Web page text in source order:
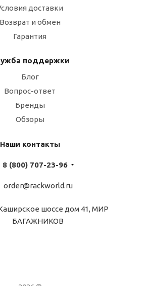
доставки
Возврат и обмен
Гарантия
поддержки
Блог
Вопрос-ответ
Бренды
Обзоры
Наши контакты
8 (800) 707-23-96
order@rackworld.ru
шоссе дом 41, МИР
БАГАЖНИКОВ